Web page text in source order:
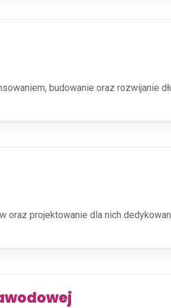
budowanie oraz rozwijanie
oraz projektowanie dla nich